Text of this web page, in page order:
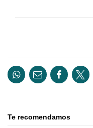
Te recomendamos